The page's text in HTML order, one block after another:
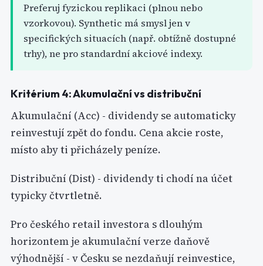
Preferuj fyzickou replikaci (plnou nebo
vzorkovou). Synthetic má smysl jen v
specifických situacích (např. obtížně dostupné
trhy), ne pro standardní akciové indexy.
Kritérium 4: Akumulační vs distribuční
Akumulační (Acc) - dividendy se automaticky
reinvestují zpět do fondu. Cena akcie roste,
místo aby ti přicházely peníze.
Distribuční (Dist) - dividendy ti chodí na účet
typicky čtvrtletně.
Pro českého retail investora s dlouhým
horizontem je akumulační verze daňově
výhodnější - v Česku se nezdaňují reinvestice,